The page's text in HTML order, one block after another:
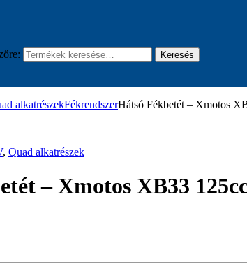
Keresés
alkatrészekFékrendszerHátsó Fékbetét – Xmotos
, Quad alkatrészek
– Xmotos XB33